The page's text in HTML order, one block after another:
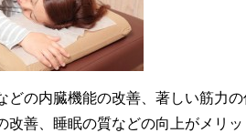
の内臓機能の改善、著しい筋力の
善、睡眠の質などの向上がメリッ